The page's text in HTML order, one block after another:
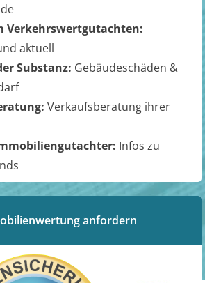
Verkehrswertgutachten:
aktuell
Substanz: Gebäudeschäden &
Verkaufsberatung ihrer
Infos zu
anfordern